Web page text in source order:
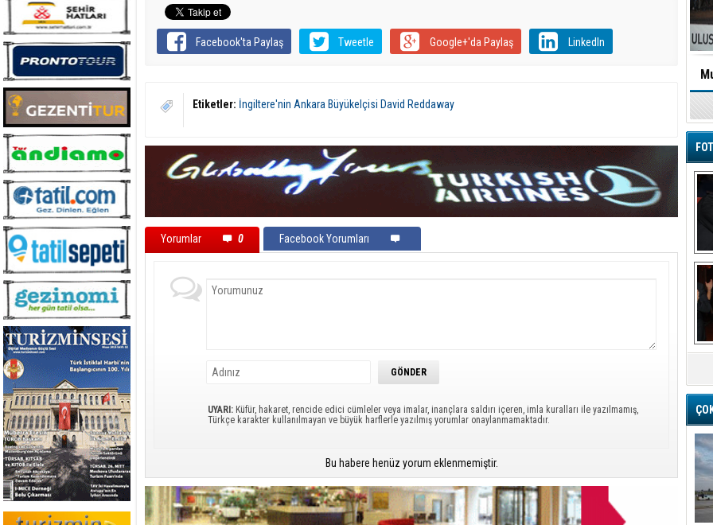
Facebook'ta Paylaş Tweetle Google+'da Paylaş LinkedIn
Etiketler: İngiltere'nin Ankara Büyükelçisi David Reddaway
Yorumlar 0 Facebook Yorumları
UYARI: Küfür, hakaret, rencide edici cümleler veya imalar, inançlara saldırı içeren, imla kuralları ile yazılmamış,
Türkçe karakter kullanılmayan ve büyük harflerle yazılmış yorumlar onaylanmamaktadır.
Bu habere henüz yorum eklenmemiştir.